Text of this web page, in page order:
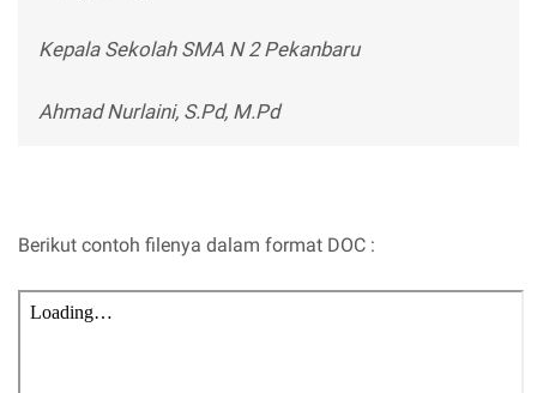
Kepala Sekolah SMA N 2 Pekanbaru
Ahmad Nurlaini, S.Pd, M.Pd
Berikut contoh filenya dalam format DOC :